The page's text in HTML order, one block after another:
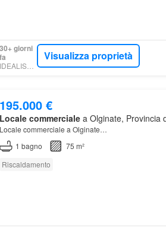
30+ giorni
fa
IDEALISTA.IT
Visualizza proprietà
195.000 €
Locale commercialea Olginate, Provincia
Locale commerciale a Olginate…
1 bagno
75 m²
Riscaldamento